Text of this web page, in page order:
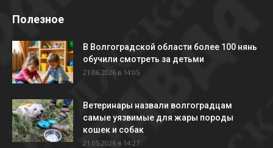
Полезное
В Волгоградской области более 100 нянь
обучили смотреть за детьми
21.06.2026 в 14:05
Ветеринары назвали волгоградцам
самые уязвимые для жары породы
кошек и собак
21.05.2026 в 14:27